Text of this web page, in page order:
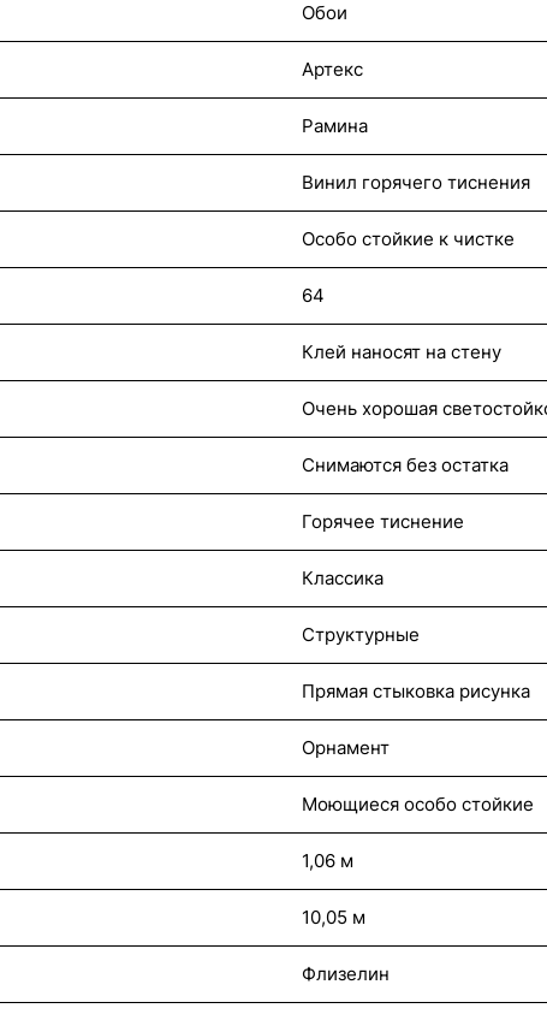
Обои
Артекс
Рамина
Винил горячего тиснения
Особо стойкие к чистке
64
Клей наносят на стену
Очень хорошая
Снимаются без остатка
Горячее тиснение
Классика
Структурные
Прямая стыковка рисунка
Орнамент
Моющиеся особо стойкие
1,06 м
10,05 м
Флизелин